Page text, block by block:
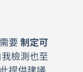
要 制定可
檢測也至